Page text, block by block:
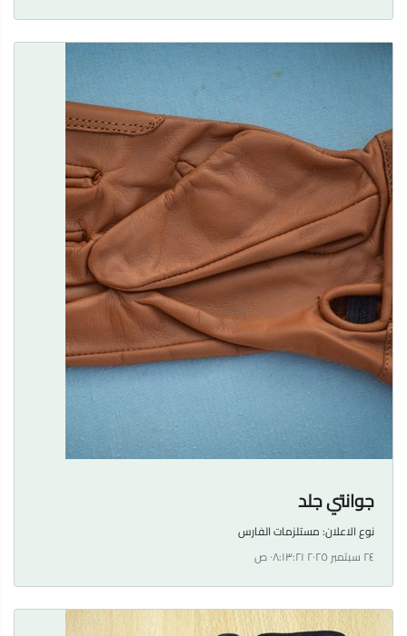
جوانتي جلد
نوع الاعلان:مستلزمات الفارس
٢٤ سبتمبر ٢٠٢٥ ٠٨:١٣:٢١ ص